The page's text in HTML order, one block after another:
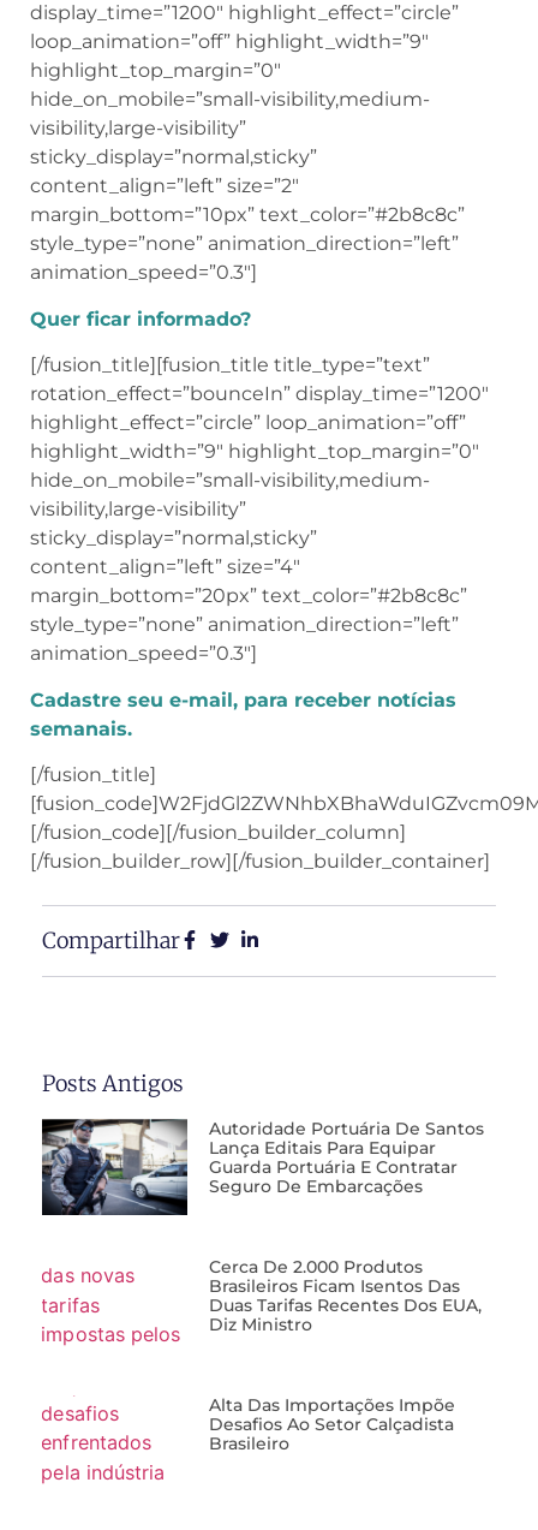
display_time=”1200″ highlight_effect=”circle”
loop_animation=”off” highlight_width=”9″
highlight_top_margin=”0″
hide_on_mobile=”small-visibility,medium-
visibility,large-visibility”
sticky_display=”normal,sticky”
content_align=”left” size=”2″
margin_bottom=”10px” text_color=”#2b8c8c”
style_type=”none” animation_direction=”left”
animation_speed=”0.3″]
Quer ficar informado?
[/fusion_title][fusion_title title_type=”text”
rotation_effect=”bounceIn” display_time=”1200″
highlight_effect=”circle” loop_animation=”off”
highlight_width=”9″ highlight_top_margin=”0″
hide_on_mobile=”small-visibility,medium-
visibility,large-visibility”
sticky_display=”normal,sticky”
content_align=”left” size=”4″
margin_bottom=”20px” text_color=”#2b8c8c”
style_type=”none” animation_direction=”left”
animation_speed=”0.3″]
Cadastre seu e-mail, para receber notícias
semanais.
[/fusion_title]
[/fusion_code][/fusion_builder_column]
[/fusion_builder_row][/fusion_builder_container]
Compartilhar
Posts Antigos
Autoridade Portuária De Santos
Lança Editais Para Equipar
Guarda Portuária E Contratar
Seguro De Embarcações
Cerca De 2.000 Produtos
Brasileiros Ficam Isentos Das
Duas Tarifas Recentes Dos EUA,
Diz Ministro
Alta Das Importações Impõe
Desafios Ao Setor Calçadista
Brasileiro